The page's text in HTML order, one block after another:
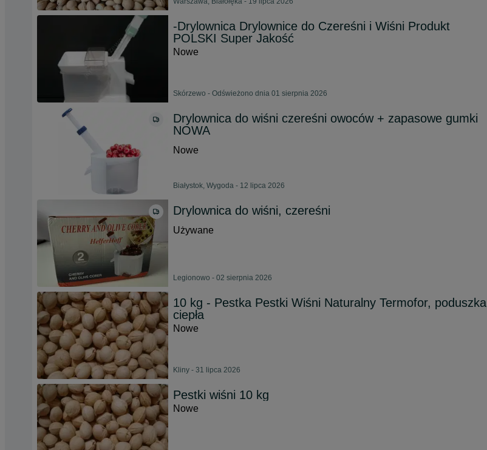
-Drylownica Drylownice do Czereśni i Wiśni Produkt
POLSKI Super Jakość
Nowe
Skórzewo - Odświeżono dnia 01 sierpnia 2026
Drylownica do wiśni czereśni owoców + zapasowe gumki
NOWA
Nowe
Białystok, Wygoda - 12 lipca 2026
Drylownica do wiśni, czereśni
Używane
Legionowo - 02 sierpnia 2026
10 kg - Pestka Pestki Wiśni Naturalny Termofor, poduszka
ciepła
Nowe
Kliny - 31 lipca 2026
Pestki wiśni 10 kg
Nowe